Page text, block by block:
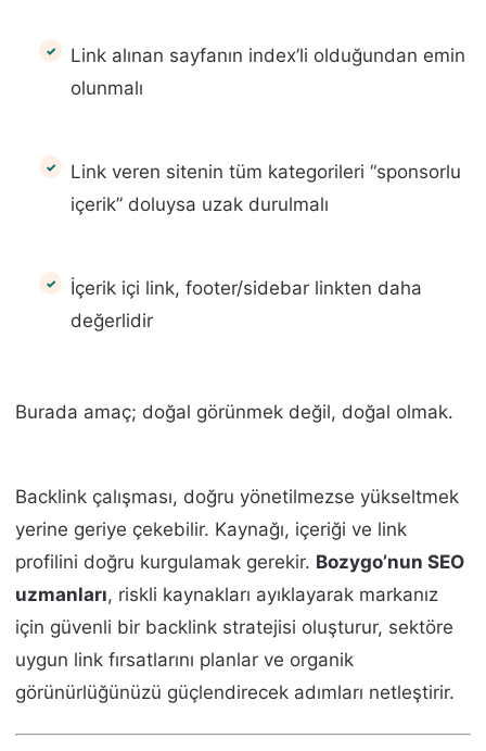
Link alınan sayfanın index’li olduğundan emin
olunmalı
Link veren sitenin tüm kategorileri “sponsorlu
içerik” doluysa uzak durulmalı
İçerik içi link, footer/sidebar linkten daha
değerlidir
Burada amaç; doğal görünmek değil, doğal olmak.
Backlink çalışması, doğru yönetilmezse yükseltmek
yerine geriye çekebilir. Kaynağı, içeriği ve link
profilini doğru kurgulamak gerekir. Bozygo’nun SEO
uzmanları, riskli kaynakları ayıklayarak markanız
için güvenli bir backlink stratejisi oluşturur, sektöre
uygun link fırsatlarını planlar ve organik
görünürlüğünüzü güçlendirecek adımları netleştirir.